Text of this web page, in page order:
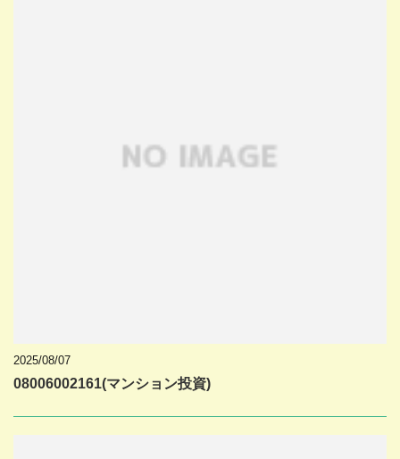
2025/08/07
08006002161(マンション投資)